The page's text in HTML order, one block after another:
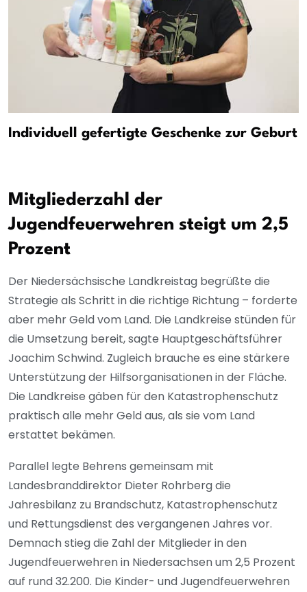
Individuell gefertigte Geschenke zur Geburt
Mitgliederzahl der
Jugendfeuerwehren steigt um 2,5
Prozent
Der Niedersächsische Landkreistag begrüßte die
Strategie als Schritt in die richtige Richtung – forderte
aber mehr Geld vom Land. Die Landkreise stünden für
die Umsetzung bereit, sagte Hauptgeschäftsführer
Joachim Schwind. Zugleich brauche es eine stärkere
Unterstützung der Hilfsorganisationen in der Fläche.
Die Landkreise gäben für den Katastrophenschutz
praktisch alle mehr Geld aus, als sie vom Land
erstattet bekämen.
Parallel legte Behrens gemeinsam mit
Landesbranddirektor Dieter Rohrberg die
Jahresbilanz zu Brandschutz, Katastrophenschutz
und Rettungsdienst des vergangenen Jahres vor.
Demnach stieg die Zahl der Mitglieder in den
Jugendfeuerwehren in Niedersachsen um 2,5 Prozent
auf rund 32.200. Die Kinder- und Jugendfeuerwehren